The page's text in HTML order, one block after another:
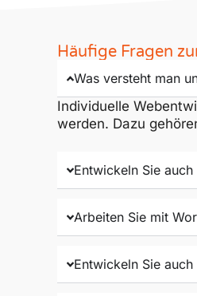
Häufige Fragen
Was versteht man
Individuelle
werden. Dazu
Entwickeln Sie
Arbeiten Sie mit
Entwickeln Sie auch